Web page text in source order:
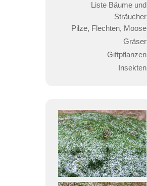
Liste Bäume und
Sträucher
Pilze, Flechten, Moose
Gräser
Giftpflanzen
Insekten